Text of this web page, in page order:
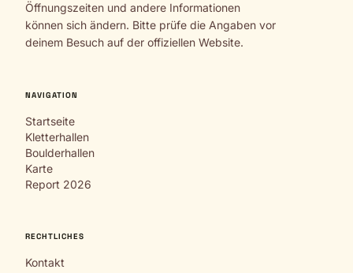
Öffnungszeiten und andere Informationen
können sich ändern. Bitte prüfe die Angaben vor
deinem Besuch auf der offiziellen Website.
NAVIGATION
Startseite
Kletterhallen
Boulderhallen
Karte
Report 2026
RECHTLICHES
Kontakt